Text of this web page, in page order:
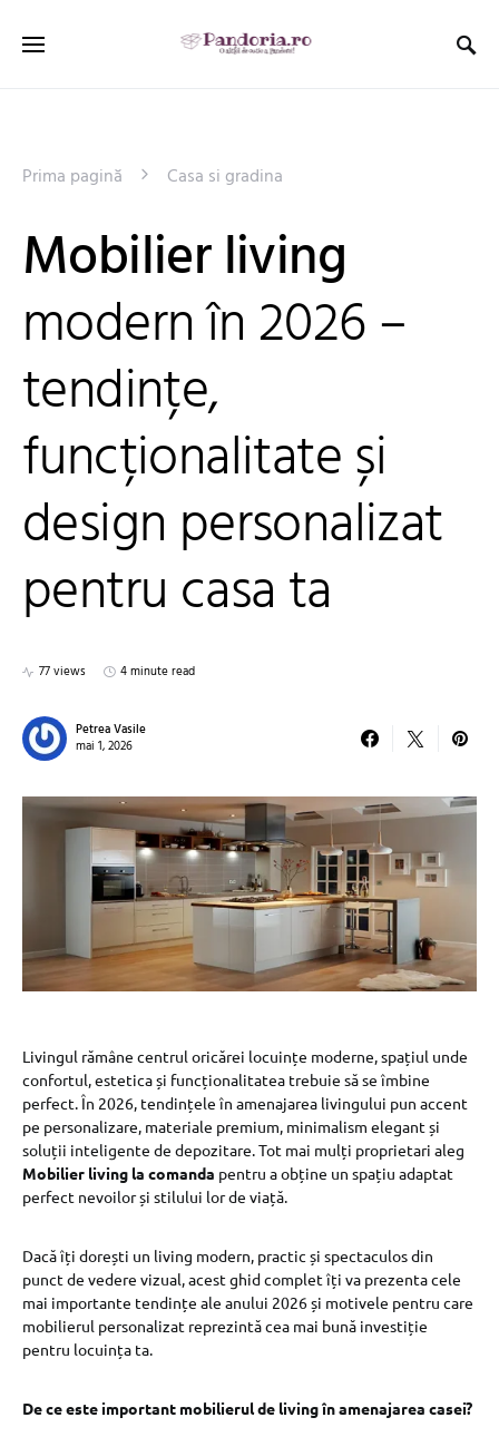
Prima pagină Casa si gradina
Mobilier living
modern în 2026 –
tendințe,
funcționalitate și
design personalizat
pentru casa ta
77 views 4 minute read
Petrea Vasile
mai 1, 2026
Livingul rămâne centrul oricărei locuințe moderne, spațiul unde
confortul, estetica și funcționalitatea trebuie să se îmbine
perfect. În 2026, tendințele în amenajarea livingului pun accent
pe personalizare, materiale premium, minimalism elegant și
soluții inteligente de depozitare. Tot mai mulți proprietari aleg
Mobilier living la comanda pentru a obține un spațiu adaptat
perfect nevoilor și stilului lor de viață.
Dacă îți dorești un living modern, practic și spectaculos din
punct de vedere vizual, acest ghid complet îți va prezenta cele
mai importante tendințe ale anului 2026 și motivele pentru care
mobilierul personalizat reprezintă cea mai bună investiție
pentru locuința ta.
De ce este important mobilierul de living în amenajarea casei?